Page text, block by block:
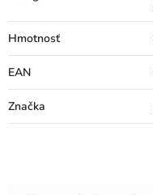
Hmotnosť
EAN
Značka